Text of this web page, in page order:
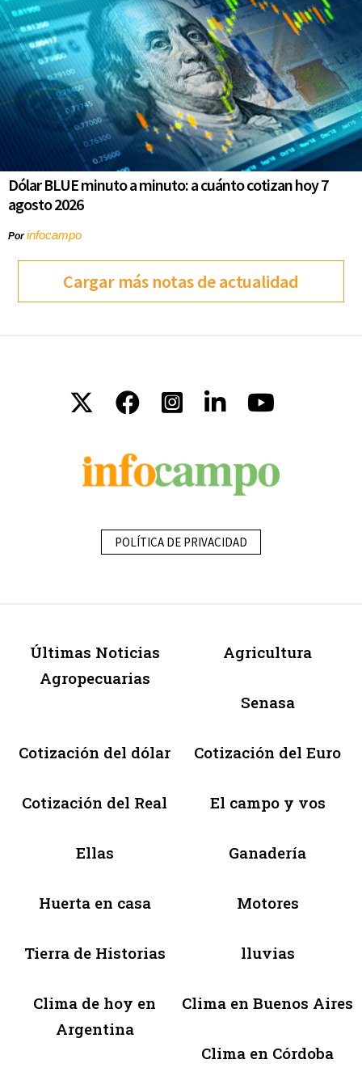
Dólar BLUE minuto a minuto: a cuánto cotizan hoy 7
agosto 2026
Porinfocampo
Cargar más notas de actualidad
POLÍTICA DE PRIVACIDAD
Últimas Noticias
Agropecuarias
Agricultura
Senasa
Cotización del dólar Cotización del Euro
Cotización del Real El campo y vos
Ellas Ganadería
Huerta en casa Motores
Tierra de Historias lluvias
Clima de hoy en
Argentina
Clima en Buenos Aires
Clima en Córdoba